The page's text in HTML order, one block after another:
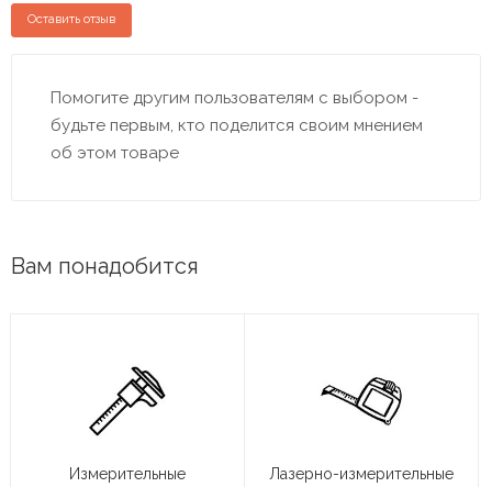
Оставить отзыв
Помогите другим пользователям с выбором -
будьте первым, кто поделится своим мнением
об этом товаре
Вам понадобится
Измерительные
Лазерно-измерительные